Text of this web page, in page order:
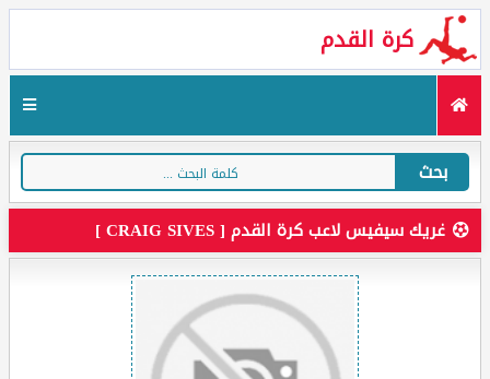
كرة القدم
بحث
غريك سيفيس لاعب كرة القدم [ CRAIG SIVES ]